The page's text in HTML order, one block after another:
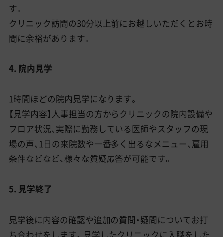
す。
クリニック訪問の30分以上前にお越しいただくとお時
間に余裕があります。
4. 院内見学
1時間ほどの院内見学になります。
【見学内容】人事担当の方からクリニックの院内設備や
フロア状況、実際に勤務している医師やスタッフの現
場の声、1日の来院数や一番多く出るなメニュー、雇用
条件などなど、様々な質疑応答が可能です。
5. 見学終了
見学後に内容の確認や追加の質問・疑問についてお打
ち合わせをします。見学したクリニックに入職をした